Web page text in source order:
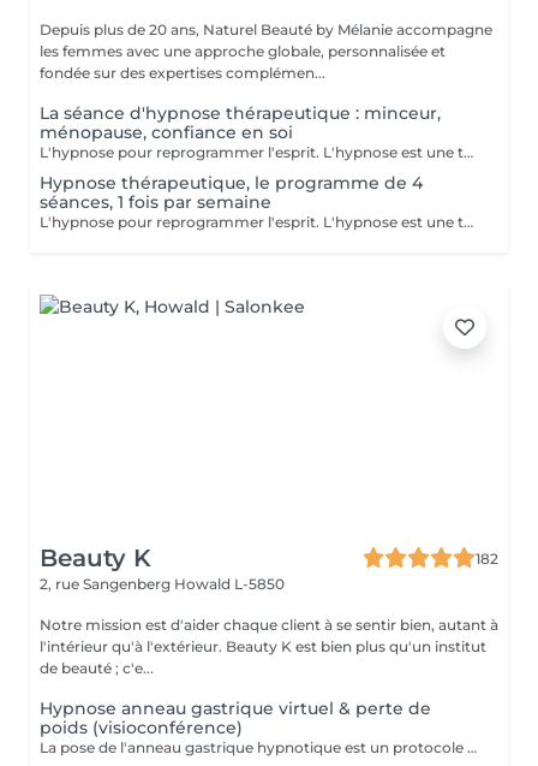
Depuis plus de 20 ans, Naturel Beauté by Mélanie accompagne
les femmes avec une approche globale, personnalisée et
fondée sur des expertises complémen...
La séance d'hypnose thérapeutique : minceur,
ménopause, confiance en soi
L'hypnose pour reprogrammer l'esprit. L'hypnose est une technique qui agit sur le subconscient pour : - modifier les comportements alimentaires : manger moins, éviter les grignotages, réduire les compulsons sucrées, ressentir la satiété, etre à l'écoute des signaux envoyer par son corps - renforcer la motivation et la confiance en soi dans votre démarche minceur - diminuer les facteurs émotionnels liés à la prise de poids, comme le stress, l'anxiété, le surmenage, le sentiment d'etre débordée.. En instaurant un nouveau rapport à la nourriture et en travaillant sur les blocages émotionnels, le manque de confiance en soi et de motivation, l'hypnose accompagne pour des résultats durables avec un changements de comportements sains et naturels
Hypnose thérapeutique, le programme de 4
séances, 1 fois par semaine
L'hypnose pour reprogrammer l'esprit. L'hypnose est une technique qui agit sur le subconscient pour : - modifier les comportements alimentaires : manger moins, éviter les grignotages, réduire les compulsons sucrées, ressentir la satiété, etre à l'écoute des signaux envoyer par son corps - renforcer la motivation et la confiance en soi dans votre démarche minceur - diminuer les facteurs émotionnels liés à la prise de poids, comme le stress, l'anxiété, le surmenage, le sentiment d'etre débordée.. En instaurant un nouveau rapport à la nourriture et en travaillant sur les blocages émotionnels, le manque de confiance en soi et de motivation, l'hypnose accompagne pour des résultats durables avec un changements de comportements sains et naturels
Beauty K
182
2, rue Sangenberg Howald L-5850
Notre mission est d'aider chaque client à se sentir bien, autant à
l'intérieur qu'à l'extérieur. Beauty K est bien plus qu'un institut
de beauté ; c'e...
Hypnose anneau gastrique virtuel & perte de
poids (visioconférence)
La pose de l'anneau gastrique hypnotique est un protocole bien spécifique et se fait sur 4 séances. Une séance de suivi est également comprise dans le forfait. L'anneau gastrique hypnotique sera bénéfique pour quiconque a un surpoids de 10kg ou plus. La solution hypnotique vous permet de perdre vos kilos en trop sans passer par la case chirurgie chère et dangereuse. Grâce à l'anneau gastrique hypnotique, vous créez un rapport différent avec la nourriture afin de changer vos habitudes alimentaires durablement. Plus d'informations sur : http://jgchypnose.com